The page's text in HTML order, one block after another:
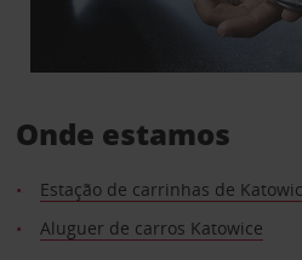
Onde estamos
Estação de carrinhas de
Aluguer de carros Katowice